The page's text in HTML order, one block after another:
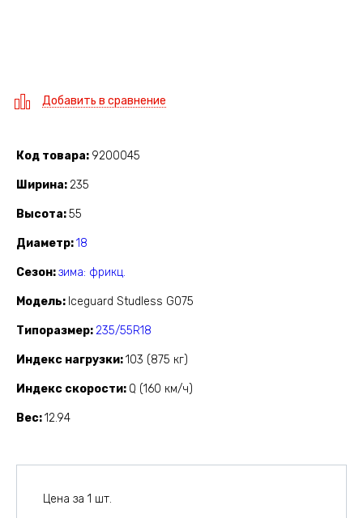
Добавить в сравнение
Код товара 9200045
Ширина 235
Высота 55
Диаметр 18
Сезон зима: фрикц.
Модель Iceguard Studless G075
Типоразмер 235/55R18
Индекс нагрузки 103 (875 кг)
Индекс скорости Q (160 км/ч)
Вес 12.94
Цена за 1 шт.